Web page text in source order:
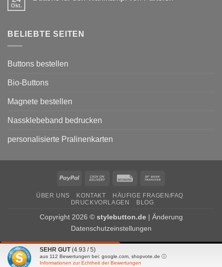
Okt.
für
BELIEBTE SEITEN
Buttons bestellen
Bio-Buttons
Magnete bestellen
Nassklebeband bedrucken
personalisierte Pralinenkarten
PayPal
Cash
Delivery
Rechung
ÜBER UNS KONTAKT
HÄUFIGE FRAGEN/FAQ
DRUCKVORLAGEN
BLOG
Copyright 2026 © stylebutton.de| Änderung
Datenschutzeinstellungen
VERTRAG WIDERRUFEN
SEHR GUT (4.93 / 5)
aus 112 Bewertungen bei: google.com, shopvote.de ⓘ
Informationen zur Echtheit der Bewertungen